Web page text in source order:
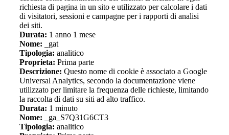
richiesta di pagina in un sito e utilizzato per calcolare i dati
di visitatori, sessioni e campagne per i rapporti di analisi
dei siti.
Durata: 1 anno 1 mese
Nome: _gat
Tipologia: analitico
Proprieta: Prima parte
Descrizione: Questo nome di cookie è associato a Google
Universal Analytics, secondo la documentazione viene
utilizzato per limitare la frequenza delle richieste, limitando
la raccolta di dati su siti ad alto traffico.
Durata: 1 minuto
Nome: _ga_S7Q31G6CT3
Tipologia: analitico